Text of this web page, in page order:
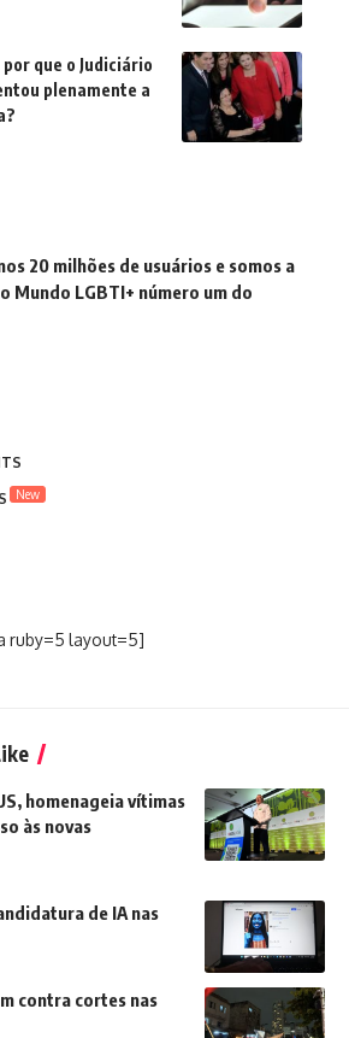
que o Judiciário
plenamente a
20 milhões de usuários e somos a
Mundo LGBTI+ número um do
New
ruby=5 layout=5]
homenageia vítimas
às novas
de IA nas
contra cortes nas